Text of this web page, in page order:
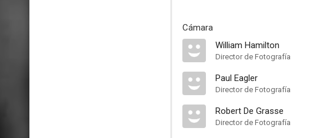
Cámara
William Hamilton
Director de Fotografía
Paul Eagler
Director de Fotografía
Robert De Grasse
Director de Fotografía